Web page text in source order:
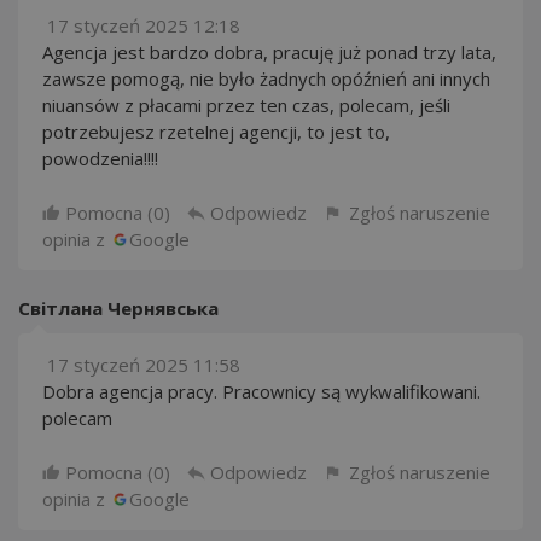
17 styczeń 2025 12:18
Agencja jest bardzo dobra, pracuję już ponad trzy lata,
zawsze pomogą, nie było żadnych opóźnień ani innych
niuansów z płacami przez ten czas, polecam, jeśli
potrzebujesz rzetelnej agencji, to jest to,
powodzenia!!!!
Pomocna (0) Odpowiedz
Zgłoś naruszenie
opinia z
Google
Світлана Чернявська
17 styczeń 2025 11:58
Dobra agencja pracy. Pracownicy są wykwalifikowani.
polecam
Pomocna (0) Odpowiedz
Zgłoś naruszenie
opinia z
Google